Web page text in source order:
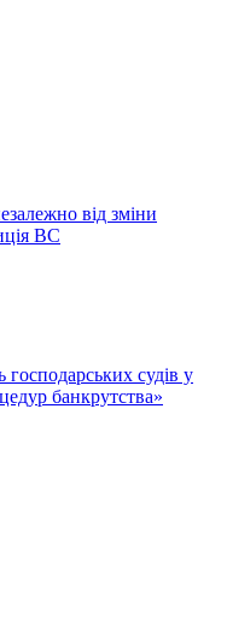
від зміни
ВС
судів у
банкрутства»